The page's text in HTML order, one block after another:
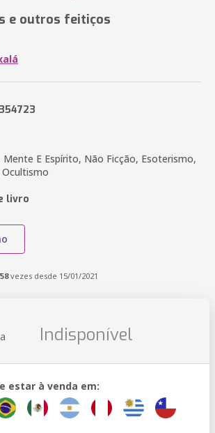
e outros feitiços
E Espírito, Não Ficção, Esoterismo,
livro
vezes desde 15/01/2021
Indisponível
estar à venda em: